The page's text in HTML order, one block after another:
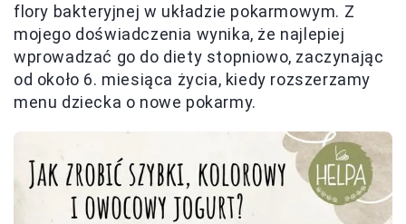
flory bakteryjnej w układzie pokarmowym. Z
mojego doświadczenia wynika, że najlepiej
wprowadzać go do diety stopniowo, zaczynając
od około 6. miesiąca życia, kiedy rozszerzamy
menu dziecka o nowe pokarmy.